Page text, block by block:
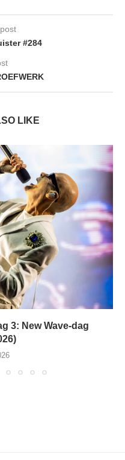
#284
LIKE
3: New Wave-dag